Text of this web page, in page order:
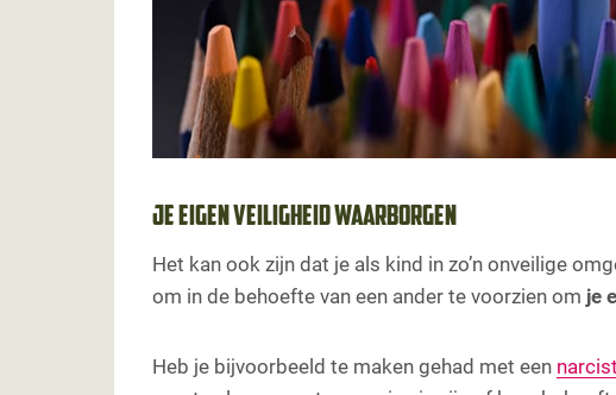
Je eigen veiligheid waarborgen
Het kan ook zijn dat je als kind in zo’n onveilige
om in de behoefte van een ander te voorzien om je
Heb je bijvoorbeeld te maken gehad met een